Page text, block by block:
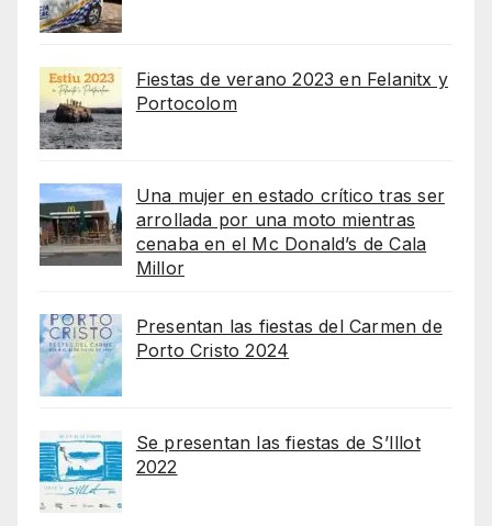
Fiestas de verano 2023 en Felanitx y
Portocolom
Una mujer en estado crítico tras ser
arrollada por una moto mientras
cenaba en el Mc Donald’s de Cala
Millor
Presentan las fiestas del Carmen de
Porto Cristo 2024
Se presentan las fiestas de S’Illot
2022